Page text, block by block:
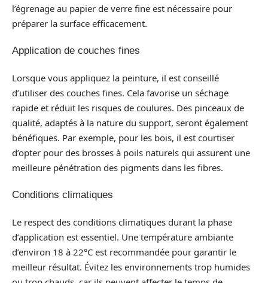
l’égrenage au papier de verre fine est nécessaire pour
préparer la surface efficacement.
Application de couches fines
Lorsque vous appliquez la peinture, il est conseillé
d’utiliser des couches fines. Cela favorise un séchage
rapide et réduit les risques de coulures. Des pinceaux de
qualité, adaptés à la nature du support, seront également
bénéfiques. Par exemple, pour les bois, il est courtiser
d’opter pour des brosses à poils naturels qui assurent une
meilleure pénétration des pigments dans les fibres.
Conditions climatiques
Le respect des conditions climatiques durant la phase
d’application est essentiel. Une température ambiante
d’environ 18 à 22°C est recommandée pour garantir le
meilleur résultat. Évitez les environnements trop humides